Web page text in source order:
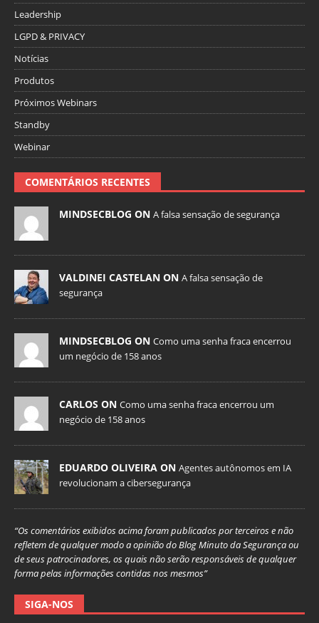
Leadership
LGPD & PRIVACY
Notícias
Produtos
Próximos Webinars
Standby
Webinar
COMENTÁRIOS RECENTES
MINDSECBLOG ON A falsa sensação de segurança
VALDINEI CASTELAN ON A falsa sensação de
segurança
MINDSECBLOG ON Como uma senha fraca encerrou
um negócio de 158 anos
CARLOS ON Como uma senha fraca encerrou um
negócio de 158 anos
EDUARDO OLIVEIRA ON Agentes autônomos em IA
revolucionam a cibersegurança
“Os comentários exibidos acima foram publicados por terceiros e não
refletem de qualquer modo a opinião do Blog Minuto da Segurança ou
de seus patrocinadores, os quais não serão responsáveis de qualquer
forma pelas informações contidas nos mesmos”
SIGA-NOS